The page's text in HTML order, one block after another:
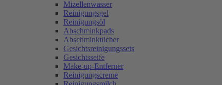
Mizellenwasser
Reinigungsgel
Reinigungsöl
Abschminkpads
Abschminktücher
Gesichtsreinigungssets
Gesichtsseife
Make-up-Entferner
Reinigungscreme